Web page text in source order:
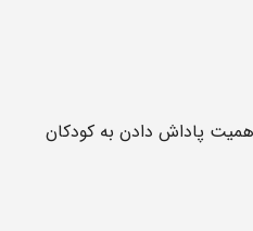
پاداش دادن به کودکان